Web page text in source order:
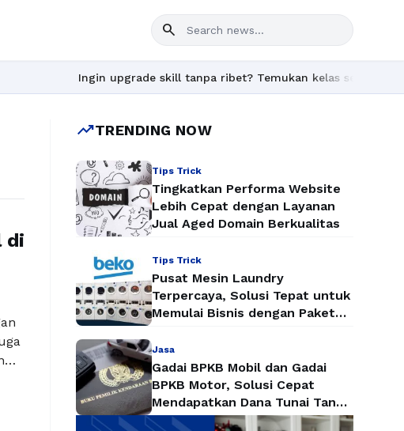
search
Ingin upgrade skill tanpa ribet? Temukan kelas seru dan
di
trending_upTRENDING NOW
Tips Trick
Tingkatkan Performa Website
Lebih Cepat dengan Layanan
Jual Aged Domain Berkualitas
Tips Trick
Pusat Mesin Laundry
Terpercaya, Solusi Tepat untuk
Memulai Bisnis dengan Paket
Jasa
Gadai BPKB Mobil dan Gadai
BPKB Motor, Solusi Cepat
Mendapatkan Dana Tunai Tanpa
Kehilangan Kendaraan